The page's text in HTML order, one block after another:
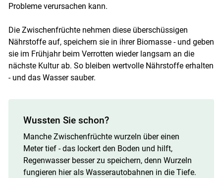
Probleme verursachen kann.
Die Zwischenfrüchte nehmen diese überschüssigen
Nährstoffe auf, speichern sie in ihrer Biomasse - und geben
sie im Frühjahr beim Verrotten wieder langsam an die
nächste Kultur ab. So bleiben wertvolle Nährstoffe erhalten
- und das Wasser sauber.
Wussten Sie schon?
Manche Zwischenfrüchte wurzeln über einen
Meter tief - das lockert den Boden und hilft,
Regenwasser besser zu speichern, denn Wurzeln
fungieren hier als Wasserautobahnen in die Tiefe.